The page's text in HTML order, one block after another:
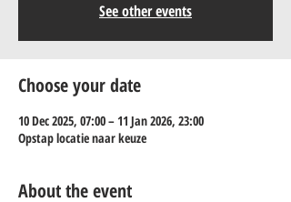
See other events
Choose your date
10 Dec 2025, 07:00 – 11 Jan 2026, 23:00
Opstap locatie naar keuze
About the event